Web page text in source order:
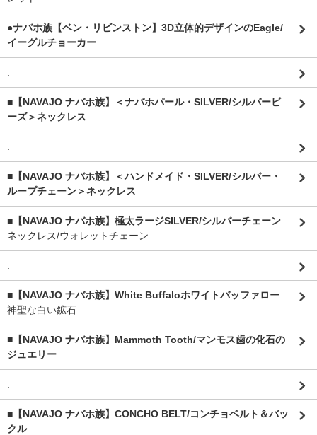
●ナバホ族【ベン・リビンストン】3D立体的デザインのEagle/
イーグルチョーカー
■【NAVAJO ナバホ族】＜ナバホパール・SILVER/シルバービ
ーズ＞ネックレス
■【NAVAJO ナバホ族】＜ハンドメイド・SILVER/シルバー・
ループチェーン＞ネックレス
■【NAVAJO ナバホ族】極太ラージSILVER/シルバーチェーン
ネックレス/ウォレットチェーン
■【NAVAJO ナバホ族】White Buffaloホワイトバッファロー
神聖な白い鉱石
■【NAVAJO ナバホ族】Mammoth Tooth/マンモス歯の化石の
ジュエリー
■【NAVAJO ナバホ族】CONCHO BELT/コンチョベルト＆バッ
クル